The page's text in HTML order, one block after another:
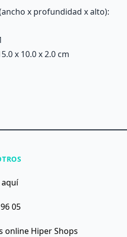
x profundidad x alto):
x 10.0 x 2.0 cm
05
online Hiper Shops